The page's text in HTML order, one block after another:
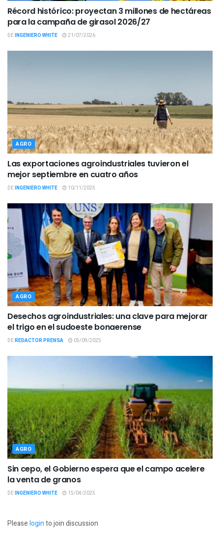
Récord histórico: proyectan 3 millones de hectáreas
para la campaña de girasol 2026/27
DEINGENIERO WHITE 21/07/2026
AGRO
Las exportaciones agroindustriales tuvieron el
mejor septiembre en cuatro años
DEINGENIERO WHITE 10/11/2025
AGRO
Desechos agroindustriales: una clave para mejorar
el trigo en el sudoeste bonaerense
DEREDACTOR PRENSA 05/09/2025
AGRO
Sin cepo, el Gobierno espera que el campo acelere
la venta de granos
DEINGENIERO WHITE 15/04/2025
Pleaseloginto join discussion